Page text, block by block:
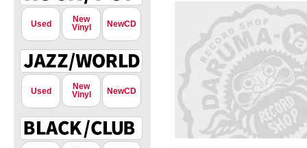
Used
New
Vinyl
NewCD
Used
New
Vinyl
NewCD